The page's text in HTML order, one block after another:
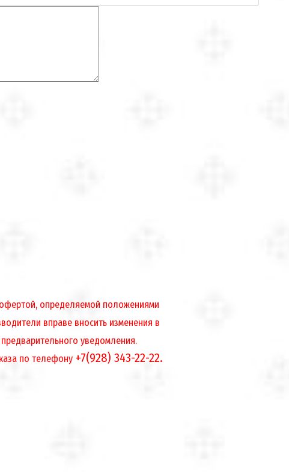
определяемой положениями
вправе вносить изменения в
уведомления.
по телефону+7(928) 343-22-22.